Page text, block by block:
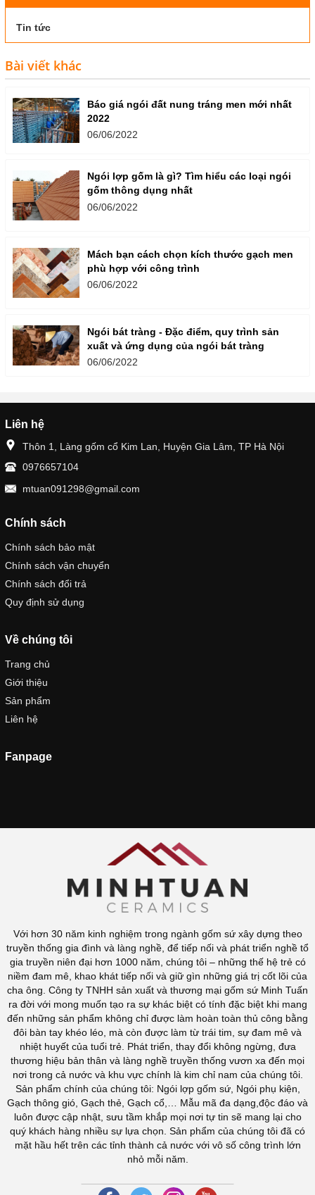
Tin tức
Bài viết khác
Báo giá ngói đất nung tráng men mới nhất
2022
06/06/2022
Ngói lợp gốm là gì? Tìm hiểu các loại ngói
gốm thông dụng nhất
06/06/2022
Mách bạn cách chọn kích thước gạch men
phù hợp với công trình
06/06/2022
Ngói bát tràng - Đặc điểm, quy trình sản
xuất và ứng dụng của ngói bát tràng
06/06/2022
Liên hệ
Thôn 1, Làng gốm cổ Kim Lan, Huyện Gia Lâm, TP Hà Nội
0976657104
mtuan091298@gmail.com
Chính sách
Chính sách bảo mật
Chính sách vận chuyển
Chính sách đổi trả
Quy định sử dụng
Về chúng tôi
Trang chủ
Giới thiệu
Sản phẩm
Liên hệ
Fanpage
Với hơn 30 năm kinh nghiệm trong ngành gốm sứ xây dựng theo
truyền thống gia đình và làng nghề, để tiếp nối và phát triển nghề tổ
gia truyền niên đại hơn 1000 năm, chúng tôi – những thế hệ trẻ có
niềm đam mê, khao khát tiếp nối và giữ gìn những giá trị cốt lõi của
cha ông. Công ty TNHH sản xuất và thương mại gốm sứ Minh Tuấn
ra đời với mong muốn tạo ra sự khác biệt có tính đặc biệt khi mang
đến những sản phẩm không chỉ được làm hoàn toàn thủ công bằng
đôi bàn tay khéo léo, mà còn được làm từ trái tim, sự đam mê và
nhiệt huyết của tuổi trẻ. Phát triển, thay đổi không ngừng, đưa
thương hiệu bản thân và làng nghề truyền thống vươn xa đến mọi
nơi trong cả nước và khu vực chính là kim chỉ nam của chúng tôi.
Sản phẩm chính của chúng tôi: Ngói lợp gốm sứ, Ngói phụ kiện,
Gạch thông gió, Gạch thẻ, Gạch cổ,… Mẫu mã đa dạng,độc đáo và
luôn được cập nhật, sưu tầm khắp mọi nơi tự tin sẽ mang lại cho
quý khách hàng nhiều sự lựa chọn. Sản phẩm của chúng tôi đã có
mặt hầu hết trên các tỉnh thành cả nước với vô số công trình lớn
nhỏ mỗi năm.